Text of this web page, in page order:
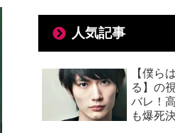
人気記事
【僕ら
る】の
バレ！
も爆死